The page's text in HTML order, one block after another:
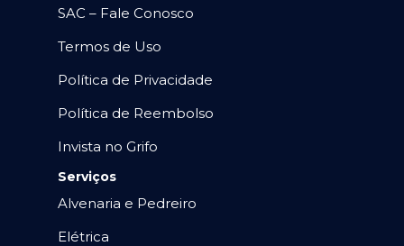
SAC – Fale Conosco
Termos de Uso
Política de Privacidade
Política de Reembolso
Invista no Grifo
Serviços
Alvenaria e Pedreiro
Elétrica